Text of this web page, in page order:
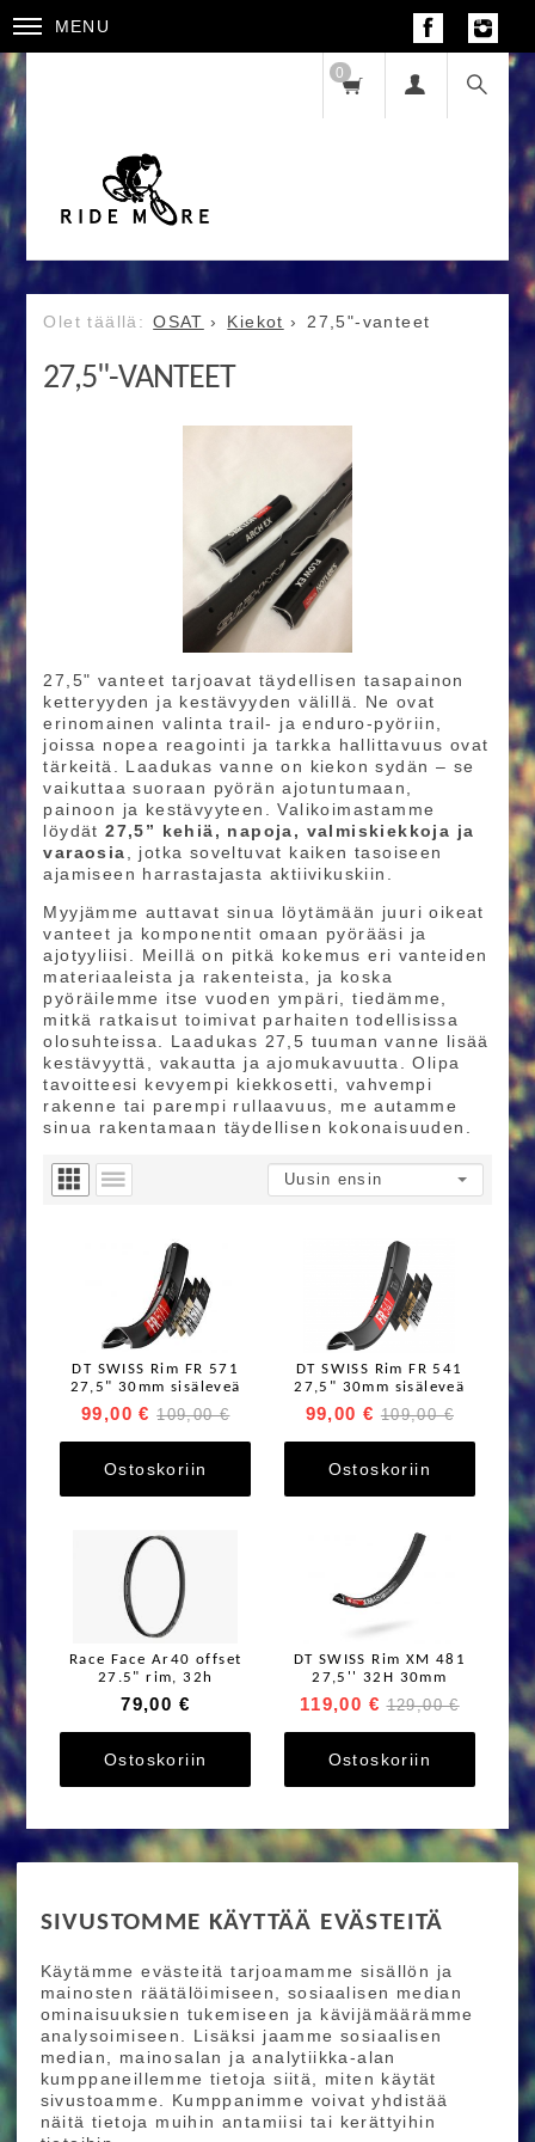
SIVUSTOMME KÄYTTÄÄ EVÄSTEITÄ
Käytämme evästeitä tarjoamamme sisällön ja
mainosten räätälöimiseen, sosiaalisen median
ominaisuuksien tukemiseen ja kävijämäärämme
analysoimiseen. Lisäksi jaamme sosiaalisen
median, mainosalan ja analytiikka-alan
kumppaneillemme tietoja siitä, miten käytät
sivustoamme. Kumppanimme voivat yhdistää
näitä tietoja muihin antamiisi tai kerättyihin
MENU
0
OSAT Kiekot 27,5"-vanteet
27,5"-VANTEET
27,5" vanteet tarjoavat täydellisen tasapainon
ketteryyden ja kestävyyden välillä. Ne ovat
erinomainen valinta trail- ja enduro-pyöriin,
joissa nopea reagointi ja tarkka hallittavuus ovat
tärkeitä. Laadukas vanne on kiekon sydän – se
vaikuttaa suoraan pyörän ajotuntumaan,
painoon ja kestävyyteen. Valikoimastamme
löydät27,5” kehiä, napoja, valmiskiekkoja ja
varaosia, jotka soveltuvat kaiken tasoiseen
ajamiseen harrastajasta aktiivikuskiin.
Myyjämme auttavat sinua löytämään juuri oikeat
vanteet ja komponentit omaan pyörääsi ja
ajotyyliisi. Meillä on pitkä kokemus eri vanteiden
materiaaleista ja rakenteista, ja koska
pyöräilemme itse vuoden ympäri, tiedämme,
mitkä ratkaisut toimivat parhaiten todellisissa
olosuhteissa. Laadukas 27,5 tuuman vanne lisää
kestävyyttä, vakautta ja ajomukavuutta. Olipa
tavoitteesi kevyempi kiekkosetti, vahvempi
rakenne tai parempi rullaavuus, me autamme
sinua rakentamaan täydellisen kokonaisuuden.
DT SWISS Rim FR 571
27,5" 30mm sisäleveä
99,00 € 109,00 €
Ostoskoriin
DT SWISS Rim FR 541
27,5" 30mm sisäleveä
99,00 € 109,00 €
Ostoskoriin
Race Face Ar40 offset
27.5" rim, 32h
79,00 €
Ostoskoriin
DT SWISS Rim XM 481
27,5'' 32H 30mm
119,00 € 129,00 €
Ostoskoriin
Ride More – Pyöräkauppa ja pyörähuolto
Helsingissä
TILAA UUTISKIRJEEMME
Tilaamalla uutiskirjeemme saat uusimmat edut
suoraan sähköpostiisi.